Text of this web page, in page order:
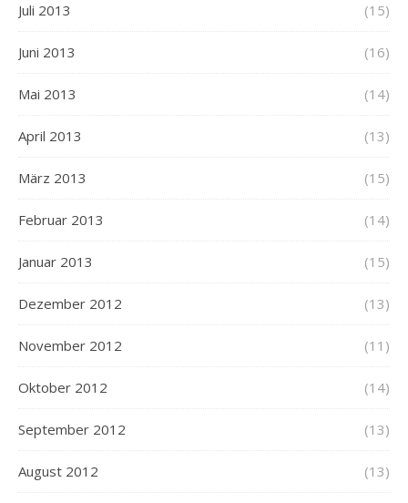
Juli 2013 (15)
Juni 2013 (16)
Mai 2013 (14)
April 2013 (13)
März 2013 (15)
Februar 2013 (14)
Januar 2013 (15)
Dezember 2012 (13)
November 2012 (11)
Oktober 2012 (14)
September 2012 (13)
August 2012 (13)